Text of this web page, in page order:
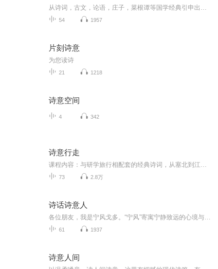
54 1957
片刻诗意
为您读诗
21 1218
诗意空间
4 342
诗意行走
73 2.8万
诗话诗意人
61 1937
诗意人间